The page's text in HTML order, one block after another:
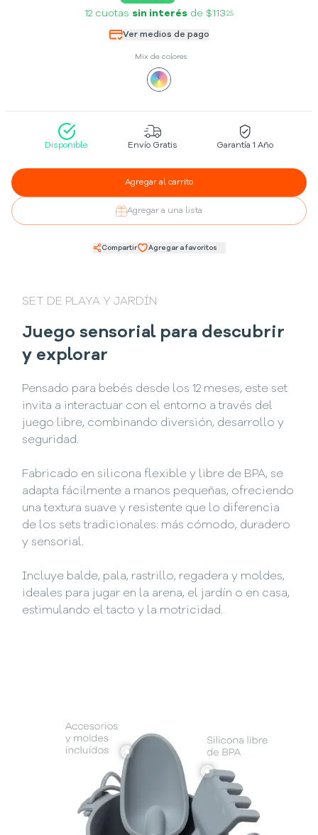
12 cuotas sin interés de $113 25
Ver medios de pago
Mix de colores
Disponible Envío Gratis Garantía 1 Año
Agregar al carrito
Agregar a una lista
Compartir Agregar a favoritos
SET DE PLAYA Y JARDÍN
Juego sensorial para descubrir
y explorar
Pensado para bebés desde los 12 meses, este set
invita a interactuar con el entorno a través del
juego libre, combinando diversión, desarrollo y
seguridad.
Fabricado en silicona flexible y libre de BPA, se
adapta fácilmente a manos pequeñas, ofreciendo
una textura suave y resistente que lo diferencia
de los sets tradicionales: más cómodo, duradero
y sensorial.
Incluye balde, pala, rastrillo, regadera y moldes,
ideales para jugar en la arena, el jardín o en casa,
estimulando el tacto y la motricidad.